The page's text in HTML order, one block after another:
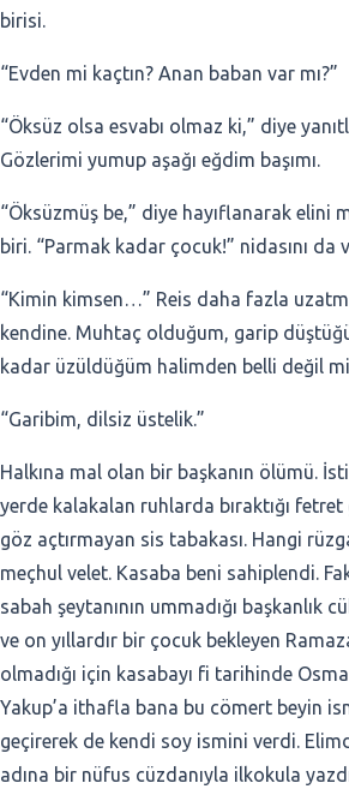
birisi.
“Evden mi kaçtın? Anan baban var mı?”
“Öksüz olsa esvabı olmaz ki,” diye
Gözlerimi yumup aşağı eğdim başımı.
“Öksüzmüş be,” diye hayıflanarak elini
biri. “Parmak kadar çocuk!” nidasını
“Kimin kimsen…” Reis daha fazla
kendine. Muhtaç olduğum, garip
kadar üzüldüğüm halimden belli değil
“Garibim, dilsiz üstelik.”
Halkına mal olan bir başkanın ölümü.
yerde kalakalan ruhlarda bıraktığı
göz açtırmayan sis tabakası. Hangi
meçhul velet. Kasaba beni sahiplendi.
sabah şeytanının ummadığı başkanlık
ve on yıllardır bir çocuk bekleyen
olmadığı için kasabayı fi tarihinde
Yakup’a ithafla bana bu cömert beyin
geçirerek de kendi soy ismini verdi.
adına bir nüfus cüzdanıyla ilkokula